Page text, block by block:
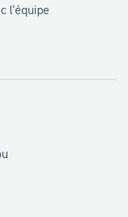
l'équipe